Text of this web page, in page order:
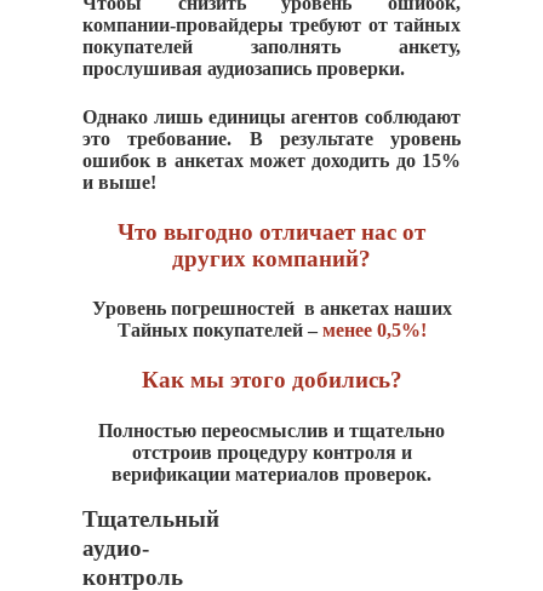
компании-провайдеры требуют от тайных
покупателей заполнять анкету,
прослушивая аудиозапись проверки.
Однако лишь единицы агентов соблюдают
это требование. В результате уровень
ошибок в анкетах может доходить до 15%
и выше!
Что выгодно отличает нас от
других компаний?
Уровень погрешностей в анкетах наших
Тайных покупателей – менее 0,5%!
Как мы этого добились?
Полностью переосмыслив и тщательно
отстроив процедуру контроля и
верификации материалов проверок.
Тщательный
аудио-
контроль